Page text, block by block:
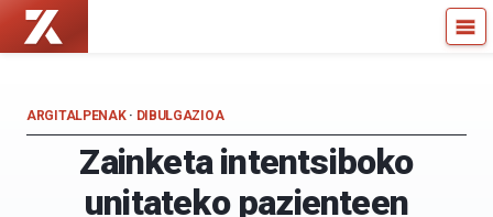
Zientzia
Kultura
Kultura
Zainketa intentsiboko
unitateko pazienteen
ARGITALPENAK· DIBULGAZIOA